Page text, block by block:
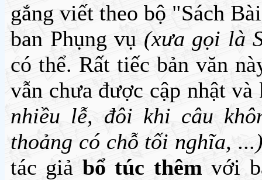
gắng viết theo bộ "Sách
ban Phụng vụ (xưa gọi là
có thể. Rất tiếc bản văn
vẫn chưa được cập nhật
nhiều lễ, đôi khi câu
thoảng có chỗ tối nghĩa,
tác giả bổ túc thêm với